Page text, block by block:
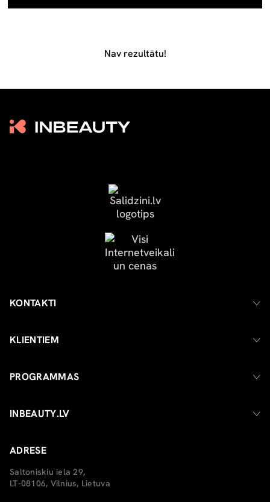
Nav rezultātu!
KONTAKTI
KLIENTIEM
PROGRAMMAS
INBEAUTY.LV
ADRESE
Saltoniskiu iela 29,
LT-08106, Vilnius, Lietuva